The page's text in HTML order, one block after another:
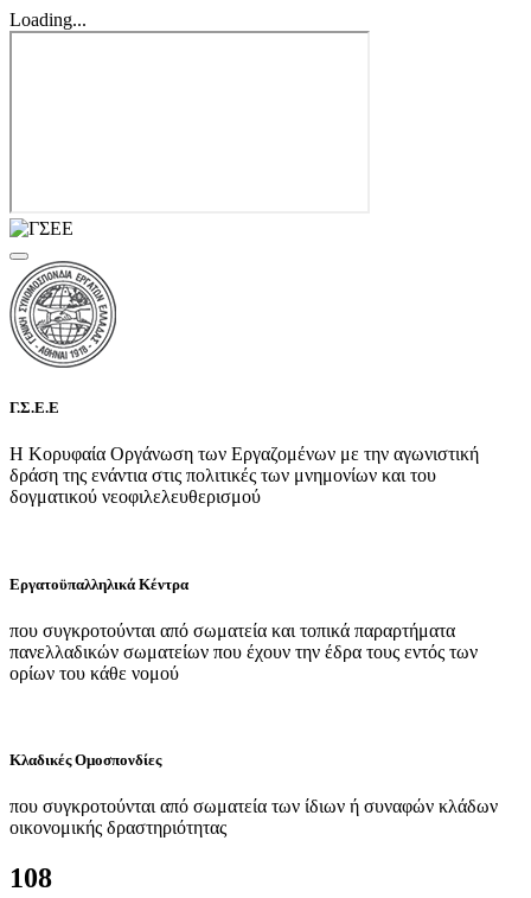
Loading...
Γ.Σ.Ε.Ε
Η Κορυφαία Οργάνωση των Εργαζομένων με την αγωνιστική
δράση της ενάντια στις πολιτικές των μνημονίων και του
δογματικού νεοφιλελευθερισμού
Εργατοϋπαλληλικά Κέντρα
που συγκροτούνται από σωματεία και τοπικά παραρτήματα
πανελλαδικών σωματείων που έχουν την έδρα τους εντός των
ορίων του κάθε νομού
Κλαδικές Ομοσπονδίες
που συγκροτούνται από σωματεία των ίδιων ή συναφών κλάδων
οικονομικής δραστηριότητας
108